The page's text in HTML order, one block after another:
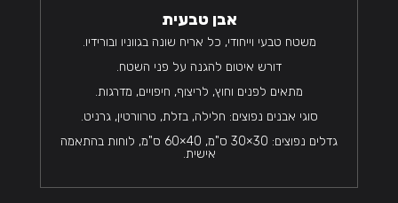
אבן טבעית
משטח טבעי וייחודי, כל אריח שונה בגווניו ובורידיו.
דורש איטום להגנה על פני השטח.
מתאים לפנים וחוץ, לריצוף, חיפויים, מדרגות.
סוגי אבנים נפוצים: חלילה, בזלת, טרוורטין, גרניט.
גדלים נפוצים: 30×30 ס"מ, 40×60 ס"מ, לוחות בהתאמה
אישית.